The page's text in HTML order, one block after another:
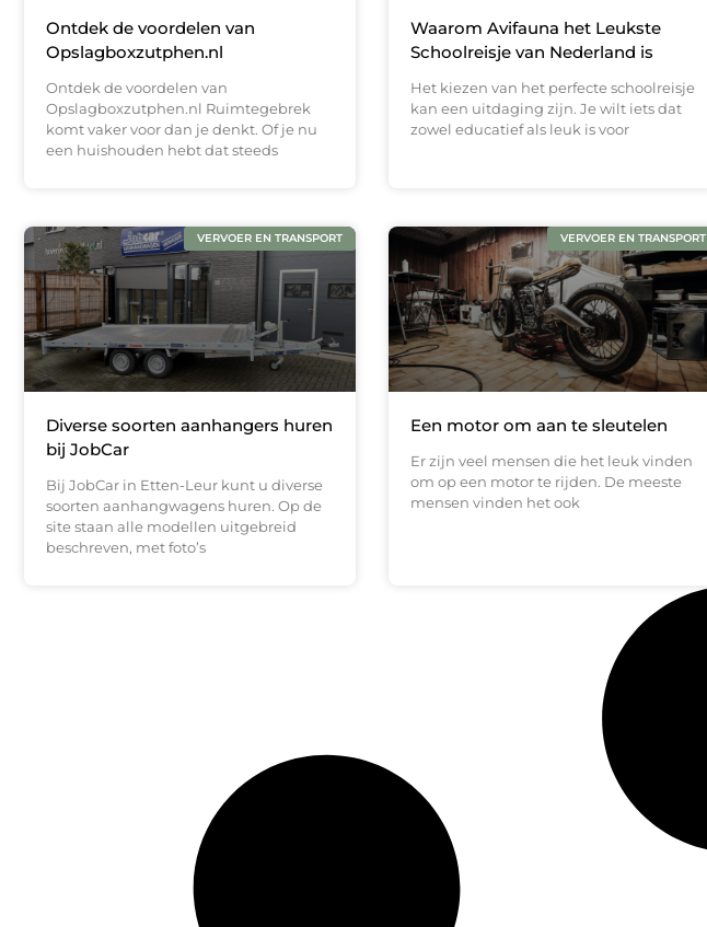
Ontdek de voordelen van
Opslagboxzutphen.nl
Ontdek de voordelen van
Opslagboxzutphen.nl Ruimtegebrek
komt vaker voor dan je denkt. Of je nu
een huishouden hebt dat steeds
Waarom Avifauna het Leukste
Schoolreisje van Nederland is
Het kiezen van het perfecte schoolreisje
kan een uitdaging zijn. Je wilt iets dat
zowel educatief als leuk is voor
VERVOER EN TRANSPORT
Diverse soorten aanhangers huren
bij JobCar
Bij JobCar in Etten-Leur kunt u diverse
soorten aanhangwagens huren. Op de
site staan alle modellen uitgebreid
beschreven, met foto’s
VERVOER EN TRANSPORT
Een motor om aan te sleutelen
Er zijn veel mensen die het leuk vinden
om op een motor te rijden. De meeste
mensen vinden het ook